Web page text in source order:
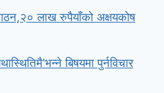
लाख रुपैयाँको अक्षयकोष
बिषयमा पुर्नविचार